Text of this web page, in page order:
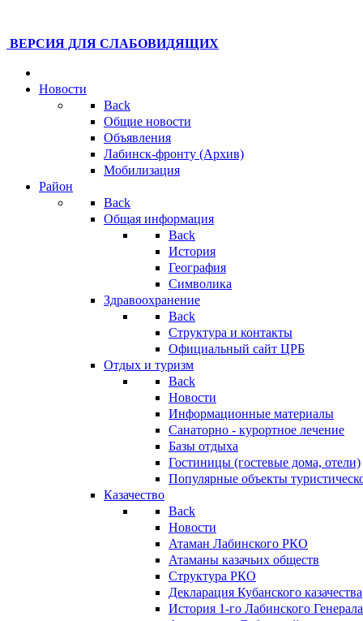
ВЕРСИЯ ДЛЯ СЛАБОВИДЯЩИХ
Новости
Back
Общие новости
Объявления
Лабинск-фронту (Архив)
Мобилизация
Район
Back
Общая информация
Back
История
География
Символика
Здравоохранение
Back
Структура и контакты
Официальный сайт ЦРБ
Отдых и туризм
Back
Новости
Информационные материалы
Санаторно - курортное лечение
Базы отдыха
Гостиницы (гостевые дома, отели)
Популярные объекты
Казачество
Back
Новости
Атаман Лабинского РКО
Атаманы казачьих обществ
Структура РКО
Декларация Кубанского казачества
История 1-го Лабинского